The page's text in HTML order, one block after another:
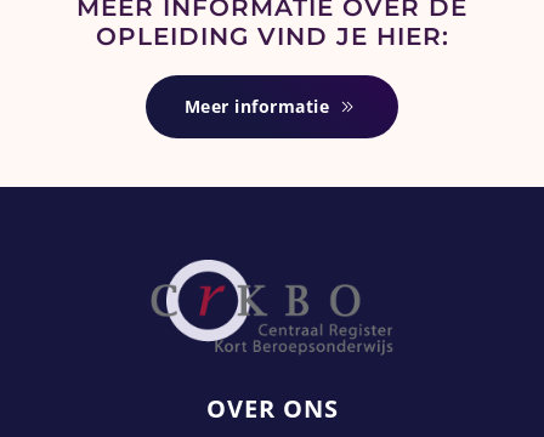
MEER INFORMATIE OVER DE
OPLEIDING VIND JE HIER:
Meer informatie
OVER ONS